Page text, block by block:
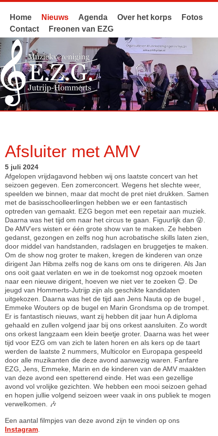
Home Nieuws Agenda Over het korps
Fotos
Contact
Freonen van EZG
Afsluiter met AMV
5 juli 2024
Afgelopen vrijdagavond hebben wij ons laatste concert van het
seizoen gegeven. Een zomerconcert. Wegens het slechte weer,
speelden we binnen, maar dat mocht de pret niet drukken. Samen
met de basisschoolleerlingen hebben we er een fantastisch
optreden van gemaakt. EZG begon met een repetair aan muziek.
Daarna was het tijd om naar het circus te gaan. Figuurlijk dan 😜.
De AMV’ers wisten er één grote show van te maken. Ze hebben
gedanst, gezongen en zelfs nog hun acrobatische skills laten zien,
door middel van handstanden, radslagen en bruggetjes te maken.
Om de show nog groter te maken, kregen de kinderen van onze
dirigent Jan Hibma zelfs nog de kans om ons te dirigeren. Als Jan
ons ooit gaat verlaten en we in de toekomst nog opzoek moeten
naar een nieuwe dirigent, hoeven we niet ver te zoeken 😊. De
jeugd van Hommerts-Jutrijp zijn als geschikte kandidaten
uitgekozen. Daarna was het de tijd aan Jens Nauta op de bugel ,
Emmeke Wouters op de bugel en Marin Grondsma op de trompet.
Er is fantastisch nieuws, want zij hebben dit jaar hun A diploma
gehaald en zullen volgend jaar bij ons orkest aansluiten. Zo wordt
ons orkest langzaam een klein beetje groter. Daarna was het weer
tijd voor EZG om van zich te laten horen en als kers op de taart
werden de laatste 2 nummers, Multicolor en Europapa gespeeld
door alle muzikanten die deze avond aanwezig waren. Fanfare
EZG, Jens, Emmeke, Marin en de kinderen van de AMV maakten
van deze avond een spetterend einde. Het was een gezellige
avond vol vrolijke gezichten. We hebben een mooi seizoen gehad
en hopen jullie volgend seizoen weer vaak in ons publiek te mogen
verwelkomen. 🎶
Een aantal filmpjes van deze avond zijn te vinden op ons
Instagram